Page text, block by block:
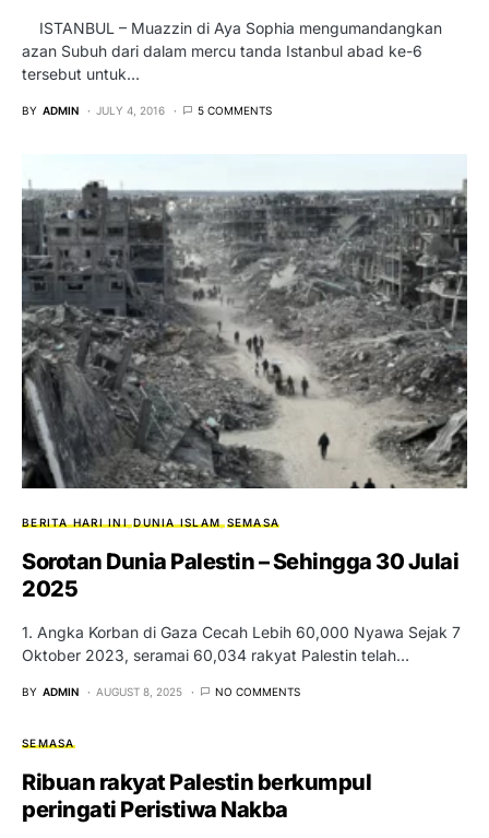
ISTANBUL – Muazzin di Aya Sophia mengumandangkan
azan Subuh dari dalam mercu tanda Istanbul abad ke-6
tersebut untuk…
BY ADMIN JULY 4, 2016 5 COMMENTS
BERITA HARI INI DUNIA ISLAM SEMASA
Sorotan Dunia Palestin – Sehingga 30 Julai
2025
1. Angka Korban di Gaza Cecah Lebih 60,000 Nyawa Sejak 7
Oktober 2023, seramai 60,034 rakyat Palestin telah…
BY ADMIN AUGUST 8, 2025 NO COMMENTS
SEMASA
Ribuan rakyat Palestin berkumpul
peringati Peristiwa Nakba